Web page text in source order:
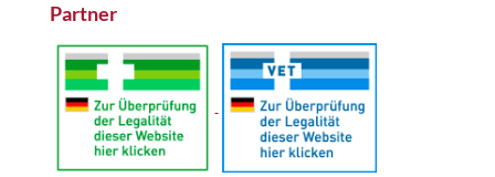
Partner